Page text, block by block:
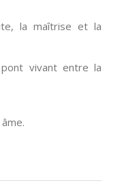
la maîtrise et la
vivant entre la